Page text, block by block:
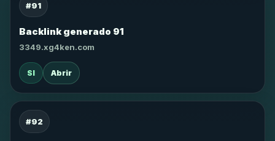
#91
Backlink generado 91
3349.xg4ken.com
SI Abrir
#92